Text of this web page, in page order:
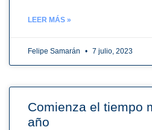
LEER MÁS »
Felipe Samarán 7 julio, 2023
Comienza el tiempo
año